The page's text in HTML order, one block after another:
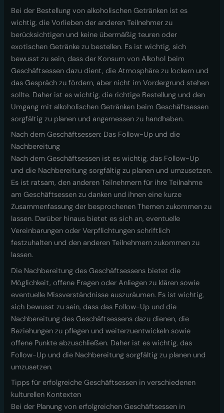
Bei der Bestellung von alkoholischen Getränken ist es
wichtig, die Vorlieben der anderen Teilnehmer zu
berücksichtigen und keine übermäßig teuren oder
exotischen Getränke zu bestellen. Es ist wichtig, sich
bewusst zu sein, dass der Konsum von Alkohol beim
Geschäftsessen dazu dient, die Atmosphäre zu lockern und
das Gespräch zu fördern, aber nicht im Vordergrund stehen
sollte. Daher ist es wichtig, die richtige Bestellung und den
Umgang mit alkoholischen Getränken beim Geschäftsessen
sorgfältig zu planen und angemessen zu handhaben.
Nach dem Geschäftsessen: Das Follow-Up und die
Nachbereitung
Nach dem Geschäftsessen ist es wichtig, das Follow-Up
und die Nachbereitung sorgfältig zu planen und umzusetzen.
Es ist ratsam, den anderen Teilnehmern für ihre Teilnahme
am Geschäftsessen zu danken und ihnen eine kurze
Zusammenfassung der besprochenen Themen zukommen zu
lassen. Darüber hinaus bietet es sich an, eventuelle
Vereinbarungen oder Verpflichtungen schriftlich
festzuhalten und den anderen Teilnehmern zukommen zu
lassen.
Die Nachbereitung des Geschäftsessens bietet die
Möglichkeit, offene Fragen oder Anliegen zu klären sowie
eventuelle Missverständnisse auszuräumen. Es ist wichtig,
sich bewusst zu sein, dass das Follow-Up und die
Nachbereitung des Geschäftsessens dazu dienen, die
Beziehungen zu pflegen und weiterzuentwickeln sowie
offene Punkte abzuschließen. Daher ist es wichtig, das
Follow-Up und die Nachbereitung sorgfältig zu planen und
umzusetzen.
Tipps für erfolgreiche Geschäftsessen in verschiedenen
kulturellen Kontexten
Bei der Planung von erfolgreichen Geschäftsessen in